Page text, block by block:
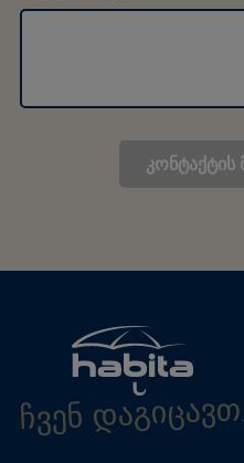
ჩვენ დაგიცავთ.